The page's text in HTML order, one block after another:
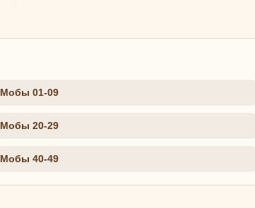
Мобы 01-09
Мобы 20-29
Мобы 40-49